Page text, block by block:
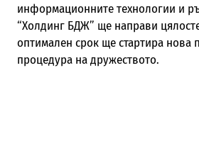
информационните технологии и
“Холдинг БДЖ” ще направи
оптимален срок ще стартира нова
процедура на дружеството.